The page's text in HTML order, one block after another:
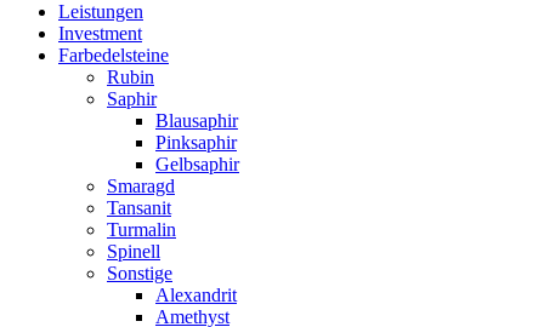
Leistungen
Investment
Farbedelsteine
Rubin
Saphir
Blausaphir
Pinksaphir
Gelbsaphir
Smaragd
Tansanit
Turmalin
Spinell
Sonstige
Alexandrit
Amethyst